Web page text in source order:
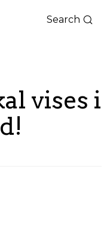
Search
vises i